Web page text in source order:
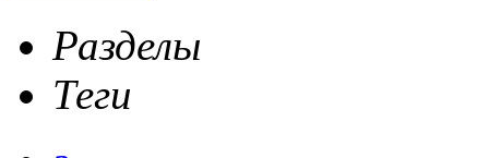
Разделы
Теги